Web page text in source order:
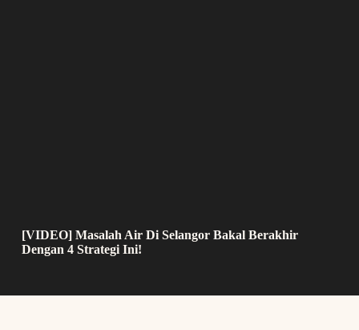
[VIDEO] Masalah Air Di Selangor Bakal Berakhir
Dengan 4 Strategi Ini!